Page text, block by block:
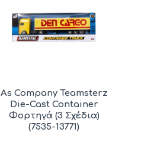
As Company Teamsterz
Die-Cast Container
Φορτηγά (3 Σχέδια)
(7535-13771)